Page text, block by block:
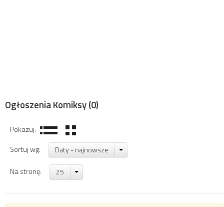
Ogłoszenia Komiksy(0)
Pokazuj:
Sortuj wg:
Daty - najnowsze
Na stronę: 25